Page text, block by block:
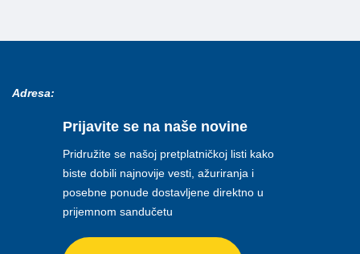
Adresa:
Prijavite se na naše novine
Pridružite se našoj pretplatničkoj listi kako
biste dobili najnovije vesti, ažuriranja i
posebne ponude dostavljene direktno u
prijemnom sandučetu